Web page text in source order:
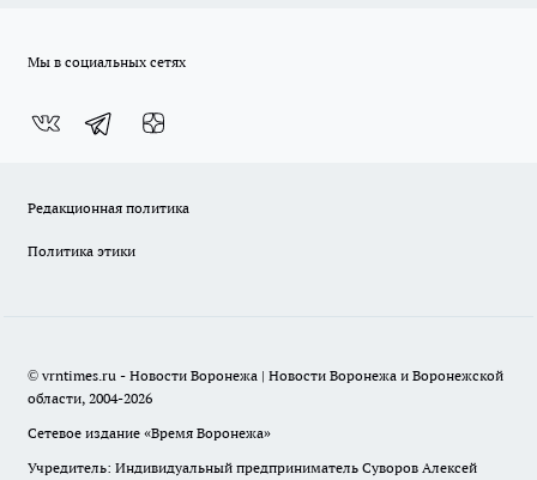
Мы в социальных сетях
Редакционная политика
Политика этики
© vrntimes.ru - Новости Воронежа | Новости Воронежа и Воронежской
области, 2004-2026
Сетевое издание «Время Воронежа»
Учредитель: Индивидуальный предприниматель Суворов Алексей